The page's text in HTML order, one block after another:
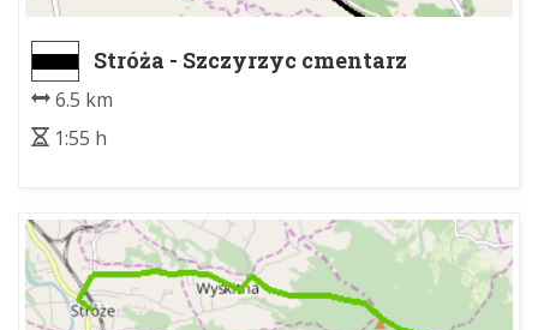
Stróża - Szczyrzyc cmentarz
6.5 km
1:55 h